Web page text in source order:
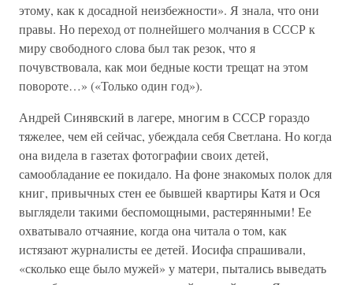
этому, как к досадной неизбежности». Я знала, что они
правы. Но переход от полнейшего молчания в СССР к
миру свободного слова был так резок, что я
почувствовала, как мои бедные кости трещат на этом
повороте…» («Только один год»).
Андрей Синявский в лагере, многим в СССР гораздо
тяжелее, чем ей сейчас, убеждала себя Светлана. Но когда
она видела в газетах фотографии своих детей,
самообладание ее покидало. На фоне знакомых полок для
книг, привычных стен ее бывшей квартиры Катя и Ося
выглядели такими беспомощными, растерянными! Ее
охватывало отчаяние, когда она читала о том, как
истязают журналисты ее детей. Иосифа спрашивали,
«сколько еще было мужей» у матери, пытались выведать